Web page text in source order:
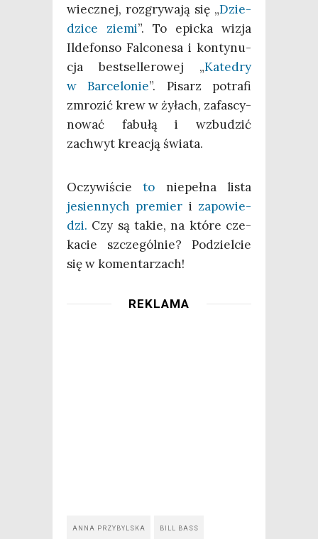
wiecz­nej, roz­gry­wa­ją się „Dzie­
dzi­ce zie­mi”. To epic­ka wizja
Ilde­fon­so Fal­co­ne­sa i kon­ty­nu­
cja best­sel­le­ro­wej „Kate­dry
w Bar­ce­lo­nie”. Pisarz potra­fi
zmro­zić krew w żyłach, zafa­scy­
no­wać fabu­łą i wzbu­dzić
zachwyt kre­acją świata.
Oczy­wi­ścieto nie­peł­na lista
jesien­nych pre­mier i zapo­wie­
dzi. Czy są takie, na któ­re cze­
ka­cie szcze­gól­nie? Podziel­cie
się w komentarzach!
REKLAMA
ANNA PRZYBYLSKA BILL BASS